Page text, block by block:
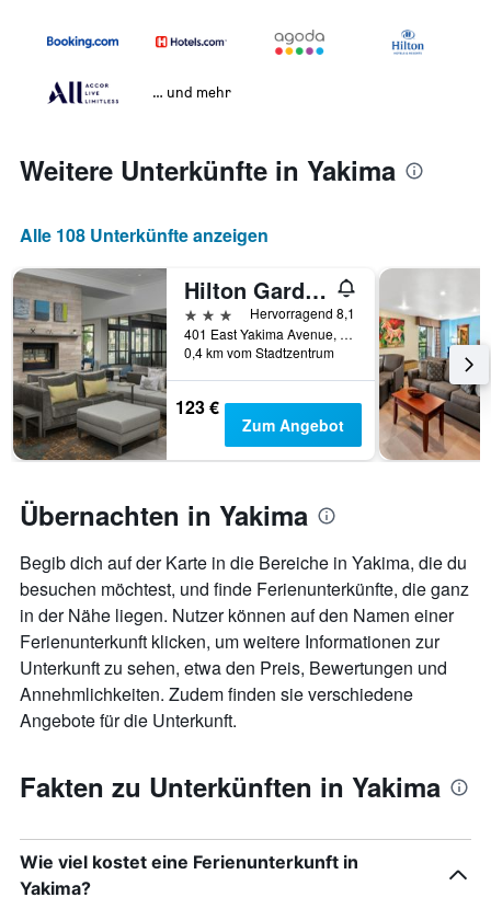
… und mehr
Weitere Unterkünfte in Yakima
Alle 108 Unterkünfte anzeigen
Hilton Garden Inn Yakima Downtown
3 Sterne
Hervorragend 8,1
401 East Yakima Avenue, Yakima, WA, USA
0,4 km vom Stadtzentrum
123 €
Zum Angebot
Übernachten in Yakima
Begib dich auf der Karte in die Bereiche in Yakima, die du
besuchen möchtest, und finde Ferienunterkünfte, die ganz
in der Nähe liegen. Nutzer können auf den Namen einer
Ferienunterkunft klicken, um weitere Informationen zur
Unterkunft zu sehen, etwa den Preis, Bewertungen und
Annehmlichkeiten. Zudem finden sie verschiedene
Angebote für die Unterkunft.
Fakten zu Unterkünften in Yakima
Wie viel kostet eine Ferienunterkunft in
Yakima?